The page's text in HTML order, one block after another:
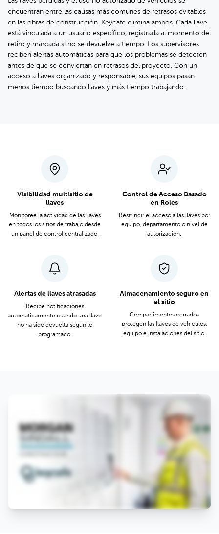
encuentran entre las causas más comunes de retrasos evitables
en las obras de construcción. Keycafe elimina ambos. Cada llave
está vinculada a un usuario específico, registrada al momento del
retiro y marcada si no se devuelve a tiempo. Los supervisores
reciben alertas automáticas para que los problemas se detecten
antes de que se conviertan en retrasos del proyecto. Con un
acceso a llaves organizado y responsable, sus equipos pasan
menos tiempo buscando llaves y más tiempo trabajando.
Visibilidad multisitio de
llaves
Monitoree la actividad de las llaves
en todos los sitios de trabajo desde
un panel de control centralizado.
Control de Acceso Basado
en Roles
Restringir el acceso a las llaves por
equipo, departamento o nivel de
autorización.
Alertas de llaves atrasadas
Recibe notificaciones
automáticamente cuando una llave
no ha sido devuelta según lo
programado.
Almacenamiento seguro en
el sitio
Compartimentos cerrados
protegen las llaves de vehículos,
equipo e instalaciones del sitio.